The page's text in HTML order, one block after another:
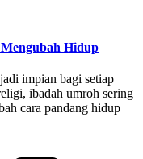
Hidup
impian bagi setiap
ibadah umroh sering
cara pandang hidup